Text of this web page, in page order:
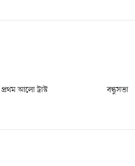
প্রথম আলো ট্রাস্ট বন্ধুসভা